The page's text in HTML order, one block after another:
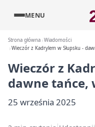
MENU
Strona główna Wiadomości
Wieczór z Kadrylem w Słupsku -
Wieczór z
dawne tańce,
25 września 2025